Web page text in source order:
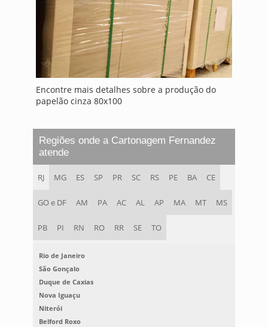
Encontre mais detalhes sobre a produção do
papelão cinza 80x100
Regiões onde a Cartonagem Fernandez
atende
RJ MG ES SP PR SC RS PE BA CE
GO e DF AM PA AC AL AP MA MT MS
PB PI RN RO RR SE TO
Rio de Janeiro
São Gonçalo
Duque de Caxias
Nova Iguaçu
Niterói
Belford Roxo